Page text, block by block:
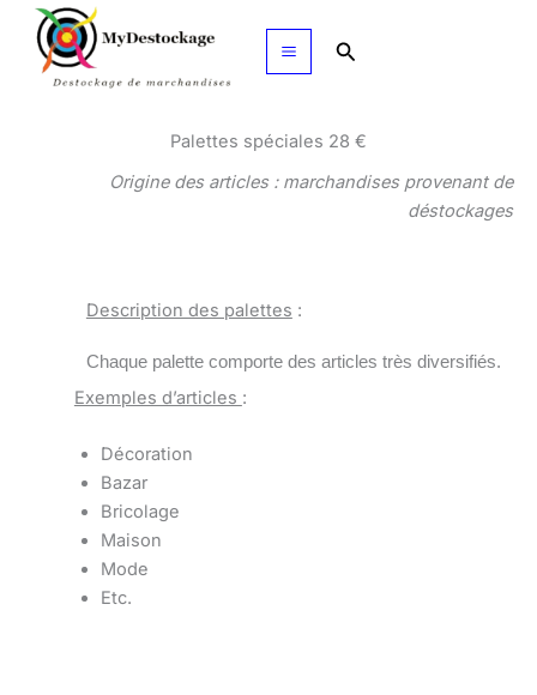
Aller
contenu
Rechercher
Palettes spéciales 28 €
Origine des articles : marchandises provenant de
déstockages
Description des palettes :
Chaque palette comporte des articles très diversifiés.
Exemples d’articles :
Décoration
Bazar
Bricolage
Maison
Mode
Etc.